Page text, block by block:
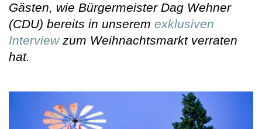
Gästen, wie Bürgermeister Dag Wehner
(CDU) bereits in unserem exklusiven
Interviewzum Weihnachtsmarkt verraten
hat.